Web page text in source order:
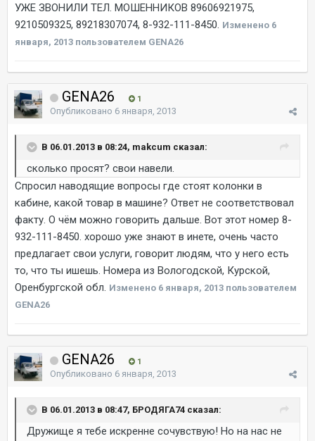
УЖЕ ЗВОНИЛИ ТЕЛ. МОШЕННИКОВ 89606921975,
9210509325, 89218307074, 8-932-111-8450. Изменено 6
января, 2013 пользователем GENA26
GENA26 1
Опубликовано 6 января, 2013
В 06.01.2013 в 08:24, makcum сказал:
сколько просят? свои навели.
Спросил наводящие вопросы где стоят колонки в
кабине, какой товар в машине? Ответ не соответствовал
факту. О чём можно говорить дальше. Вот этот номер 8-
932-111-8450. хорошо уже знают в инете, очень часто
предлагает свои услуги, говорит людям, что у него есть
то, что ты ишешь. Номера из Вологодской, Курской,
Оренбургской обл. Изменено 6 января, 2013 пользователем
GENA26
GENA26 1
Опубликовано 6 января, 2013
В 06.01.2013 в 08:47, БРОДЯГА74 сказал:
Дружище я тебе искренне сочувствую! Но на нас не